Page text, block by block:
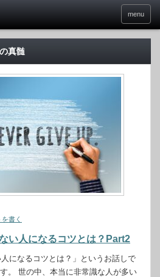
menu
真髄
書く
い人になるコツとは？Part2
になるコツとは？」というお話しで
。 世の中、本当に非常識な人が多い